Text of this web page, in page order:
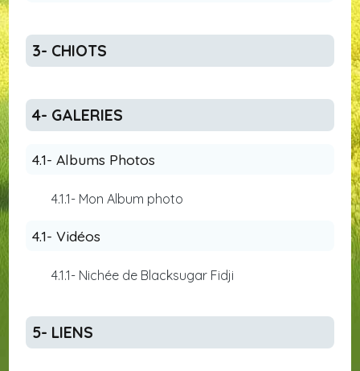
3- CHIOTS
4- GALERIES
4.1- Albums Photos
4.1.1- Mon Album photo
4.1- Vidéos
4.1.1- Nichée de Blacksugar Fidji
5- LIENS